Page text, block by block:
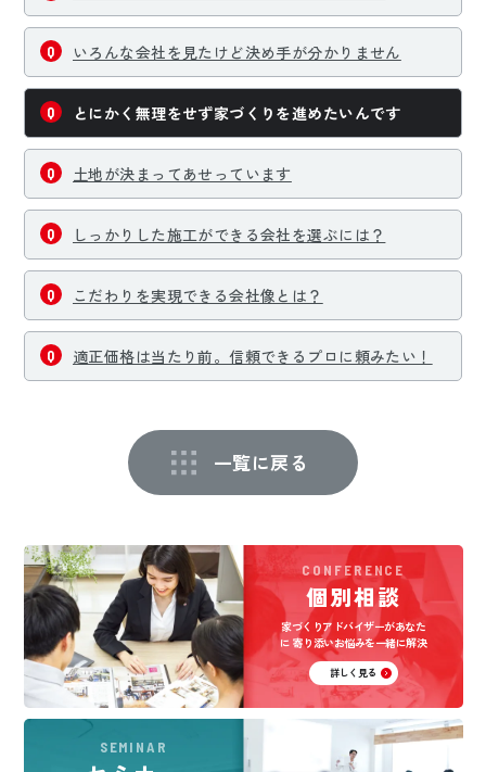
いろんな会社を見たけど決め手が分かりません
とにかく無理をせず家づくりを進めたいんです
土地が決まってあせっています
しっかりした施工ができる会社を選ぶには？
こだわりを実現できる会社像とは？
適正価格は当たり前。信頼できるプロに頼みたい！
一覧に戻る
CONFERENCE
個別相談
家づくりアドバイザーがあなた
に 寄り添いお悩みを一緒に解決
詳しく見る
SEMINAR